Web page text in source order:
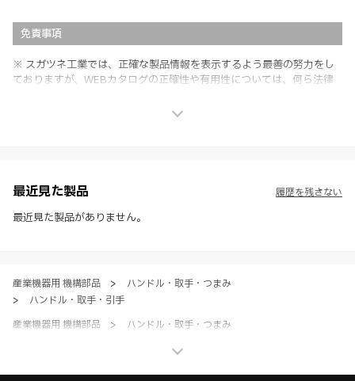
免責事項
※ スガツネ工業では、正確な製品情報を表示するよう最善の努力をし
ておりますが、WEBカタログの正確性や有用性については、何ら法律
社製品の使用ご検討、又は販売促進目的の利用に限ります。
※ 本WEBサイト製品情報のご利用にあたっては、WEBサイト利用規
約、プライバシーポリシー、製品情報ガイドをご確認いただき、内容の
最近見た製品
最近見た製品がありません。
履歴を残さない
産業機器用 機構部品 >
ハンドル・取手・つまみ
>
ハンドル・取手・引手
産業機器用 機構部品
>
ハンドル・取手・つまみ